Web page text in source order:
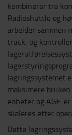
kombinerer tre
Radioshuttle og
arbeider sammen
truck, og
lagringssystemet
maksimere
enheter og AGF-
skaleres etter
Dette